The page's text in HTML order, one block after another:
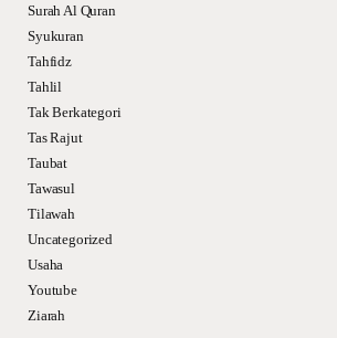
Surah Al Quran
Syukuran
Tahfidz
Tahlil
Tak Berkategori
Tas Rajut
Taubat
Tawasul
Tilawah
Uncategorized
Usaha
Youtube
Ziarah